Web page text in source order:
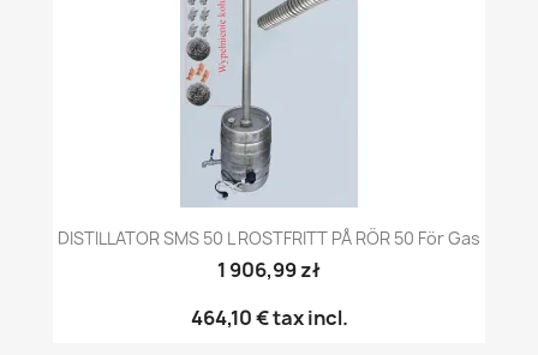
DISTILLATOR SMS 50 L ROSTFRITT PÅ RÖR 50 För Gas
1 906,99 zł
464,10 €tax incl.